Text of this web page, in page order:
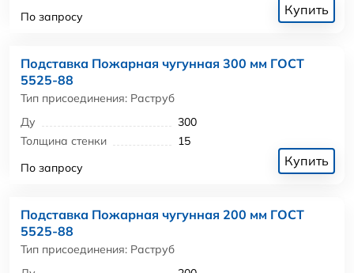
По запросу
Купить
Подставка Пожарная чугунная 300 мм ГОСТ
5525-88
Тип присоединения: Раструб
Ду
300
Толщина стенки
15
По запросу
Купить
Подставка Пожарная чугунная 200 мм ГОСТ
5525-88
Тип присоединения: Раструб